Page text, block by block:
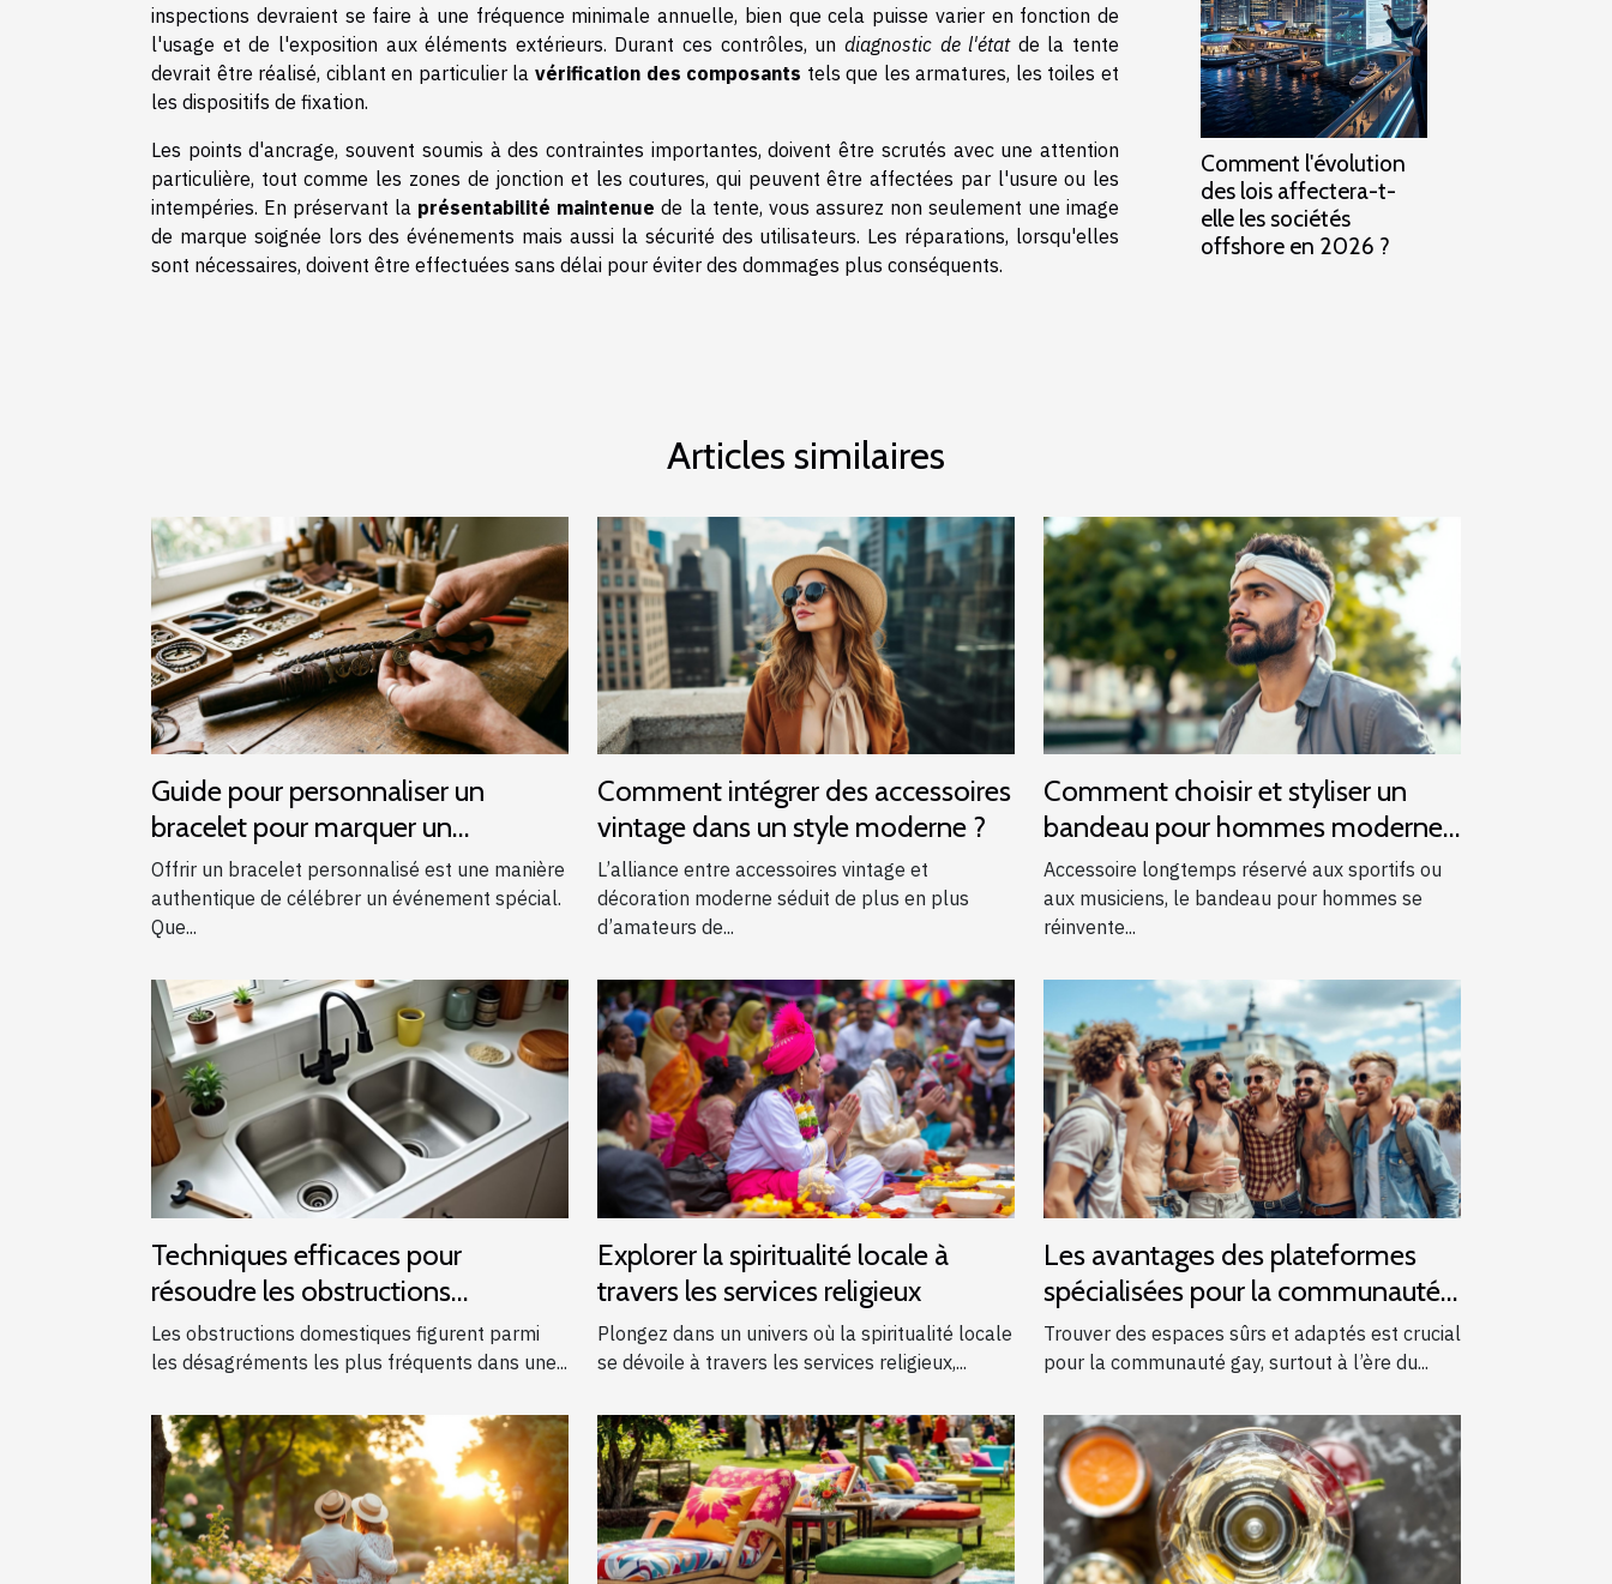
inspections devraient se faire à une fréquence minimale annuelle, bien que cela puisse varier en fonction de
l'usage et de l'exposition aux éléments extérieurs. Durant ces contrôles, un diagnostic de l'étatde la tente
devrait être réalisé, ciblant en particulier la vérification des composants tels que les armatures, les toiles et
les dispositifs de fixation.
Les points d'ancrage, souvent soumis à des contraintes importantes, doivent être scrutés avec une attention
particulière, tout comme les zones de jonction et les coutures, qui peuvent être affectées par l'usure ou les
intempéries. En préservant la présentabilité maintenue de la tente, vous assurez non seulement une image
de marque soignée lors des événements mais aussi la sécurité des utilisateurs. Les réparations, lorsqu'elles
sont nécessaires, doivent être effectuées sans délai pour éviter des dommages plus conséquents.
Comment l'évolution
des lois affectera-t-
elle les sociétés
offshore en 2026 ?
Articles similaires
Guide pour personnaliser un
bracelet pour marquer un
événement spécial
Offrir un bracelet personnalisé est une manière
authentique de célébrer un événement spécial.
Que...
Comment intégrer des accessoires
vintage dans un style moderne ?
L’alliance entre accessoires vintage et
décoration moderne séduit de plus en plus
d’amateurs de...
Comment choisir et styliser un
bandeau pour hommes modernes
?
Accessoire longtemps réservé aux sportifs ou
aux musiciens, le bandeau pour hommes se
réinvente...
Techniques efficaces pour
résoudre les obstructions
domestiques courantes
Les obstructions domestiques figurent parmi
les désagréments les plus fréquents dans une...
Explorer la spiritualité locale à
travers les services religieux
Plongez dans un univers où la spiritualité locale
se dévoile à travers les services religieux,...
Les avantages des plateformes
spécialisées pour la communauté
gay
Trouver des espaces sûrs et adaptés est crucial
pour la communauté gay, surtout à l’ère du...